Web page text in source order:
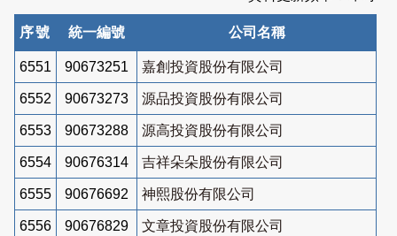
序號 統一編號 公司名稱
6551 90673251 嘉創投資股份有限公司
6552 90673273 源品投資股份有限公司
6553 90673288 源高投資股份有限公司
6554 90676314 吉祥朵朵股份有限公司
6555 90676692 神熙股份有限公司
6556 90676829 文章投資股份有限公司